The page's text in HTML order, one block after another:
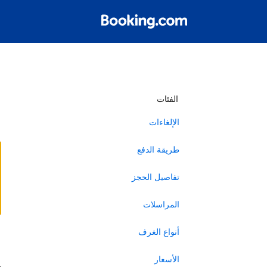
الفئات
الإلغاءات
طريقة الدفع
تفاصيل الحجز
المراسلات
أنواع الغرف
الأسعار